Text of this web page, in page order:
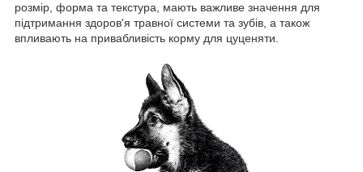
розмір, форма та текстура, мають важливе значення для
підтримання здоров'я травної системи та зубів, а також
впливають на привабливість корму для цуценяти.